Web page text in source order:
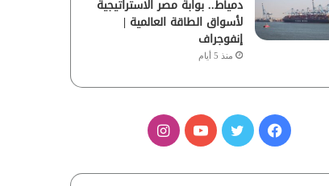
دمياط.. بوابة مصر الاستراتيجية
لأسواق الطاقة العالمية |
إنفوجراف
منذ 5 أيام
ف
ا